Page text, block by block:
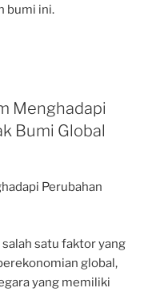
bumi ini.
Menghadapi
Bumi Global
Perubahan
satu faktor yang
global,
yang memiliki